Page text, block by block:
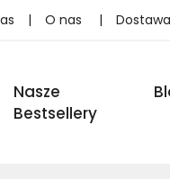
| O nas |
Nasze
Bestsellery